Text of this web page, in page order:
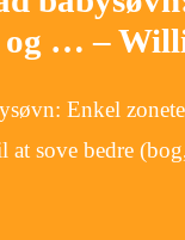
og … –
Enkel
at sove bedre